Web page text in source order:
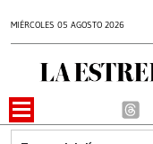
MIÉRCOLES 05 AGOSTO 2026